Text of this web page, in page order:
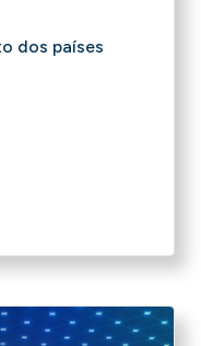
dos países